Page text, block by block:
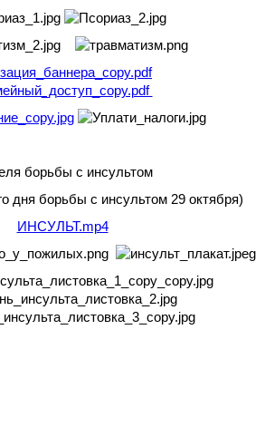
борьбы с инсультом
дня борьбы с инсультом 29 октября)
ИНСУЛЬТ.mp4